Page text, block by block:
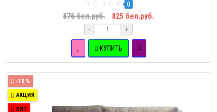
0
876 бел.руб. 825 бел.руб.
- +
КУПИТЬ
-10 %
АКЦИЯ
ХИТ